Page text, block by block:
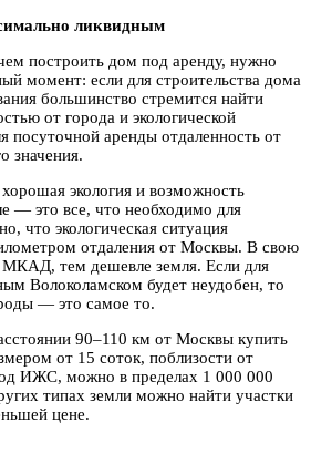
ликвидным
построить дом под аренду, нужно
момент: если для строительства дома
большинство стремится найти
от города и экологической
посуточной аренды отдаленность от
значения.
экология и возможность
— это все, что необходимо для
что экологическая ситуация
отдаления от Москвы. В свою
тем дешевле земля. Если для
Волоколамском будет неудобен, то
— это самое то.
90–110 км от Москвы купить
от 15 соток, поблизости от
ИЖС, можно в пределах 1 000 000
типах земли можно найти участки
цене.